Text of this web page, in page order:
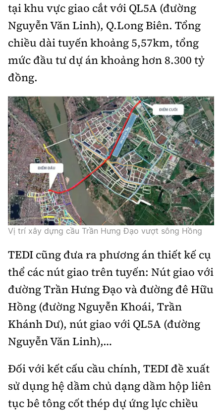
Tổng biên tập: Nguyễn Thị Hồng Nga
Phó Tổng biên tập:Nguyễn Sơn Tùng,
Nguyễn Đức Thắng, La Đức Hùng
Hotline:
0901 514 799
Quảng cáo và Phát hành:
0915 057 282
Email:bandoc@baoxaydung.vn
Cấm sao chép dưới mọi hình thức nếu không có sự
chấp thuận bằng văn bản.
Thông tin tòa
soạn
tại khu vực giao cắt với QL5A (đường
Nguyễn Văn Linh), Q.Long Biên. Tổng
chiều dài tuyến khoảng 5,57km, tổng
mức đầu tư dự án khoảng hơn 8.300 tỷ
đồng.
Vị trí xây dựng cầu Trần Hưng Đạo vượt sông Hồng
TEDI cũng đưa ra phương án thiết kế cụ
thể các nút giao trên tuyến: Nút giao với
đường Trần Hưng Đạo và đường đê Hữu
Hồng (đường Nguyễn Khoái, Trần
Khánh Dư), nút giao với QL5A (đường
Nguyễn Văn Linh),…
Đối với kết cấu cầu chính, TEDI đề xuất
sử dụng hệ dầm chủ dạng dầm hộp liên
tục bê tông cốt thép dự ứng lực chiều